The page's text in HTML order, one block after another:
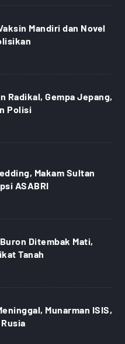
Mandiri dan Novel
Radikal, Gempa Jepang,
Polisi
Makam Sultan
ASABRI
Ditembak Mati,
Tanah
Munarman ISIS,